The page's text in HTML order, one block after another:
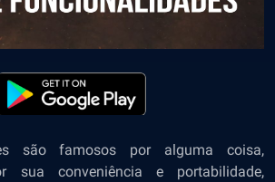
são famosos por alguma coisa,
sua conveniência e portabilidade,